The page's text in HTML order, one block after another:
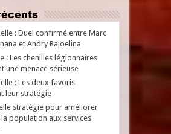
: Duel confirmé entre Marc
et Andry Rajoelina
: Les chenilles légionnaires
une menace sérieuse
: Les deux favoris
leur stratégie
stratégie pour améliorer
la population aux services